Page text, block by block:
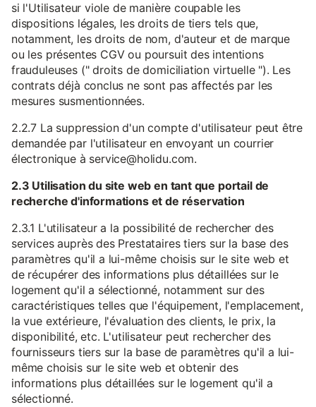
si l'Utilisateur viole de manière coupable les
dispositions légales, les droits de tiers tels que,
notamment, les droits de nom, d'auteur et de marque
ou les présentes CGV ou poursuit des intentions
frauduleuses (" droits de domiciliation virtuelle "). Les
contrats déjà conclus ne sont pas affectés par les
mesures susmentionnées.
2.2.7 La suppression d'un compte d'utilisateur peut être
demandée par l'utilisateur en envoyant un courrier
électronique à service@holidu.com.
2.3 Utilisation du site web en tant que portail de
recherche d'informations et de réservation
2.3.1 L'utilisateur a la possibilité de rechercher des
services auprès des Prestataires tiers sur la base des
paramètres qu'il a lui-même choisis sur le site web et
de récupérer des informations plus détaillées sur le
logement qu'il a sélectionné, notamment sur des
caractéristiques telles que l'équipement, l'emplacement,
la vue extérieure, l'évaluation des clients, le prix, la
disponibilité, etc. L'utilisateur peut rechercher des
fournisseurs tiers sur la base de paramètres qu'il a lui-
même choisis sur le site web et obtenir des
informations plus détaillées sur le logement qu'il a
sélectionné.